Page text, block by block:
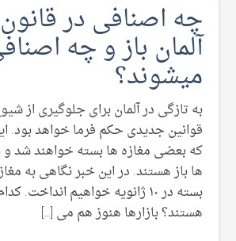
چه اصنافی در
آلمان باز و چه
میشوند؟
به تازگی در آلمان برای جلوگیری از
قوانین جدیدی حکم فرما خواهد بود.
که بعضی مغازه ها بسته خواهند شد و
ها باز هستند. در این خبر نگاهی به
بسته در ۱۰ ژانویه خواهیم انداخت.
هستند؟ بازارها هنوز هم می […]